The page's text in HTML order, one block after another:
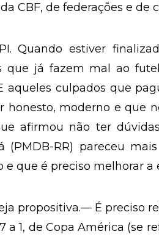
CBF, de federações e de
Quando estiver
que já fazem mal ao
aqueles culpados que
honesto, moderno e que
afirmou não ter
(PMDB-RR) pareceu
e que é preciso melhorar a
propositiva.— É preciso
a 1, de Copa América (se